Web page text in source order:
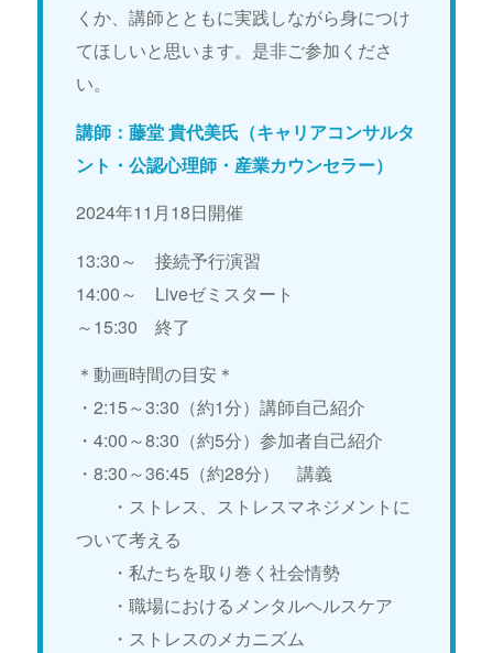
くか、講師とともに実践しながら身につけ
てほしいと思います。是非ご参加くださ
い。
講師：藤堂 貴代美氏（キャリアコンサルタ
ント・公認心理師・産業カウンセラー）
2024年11月18日開催
13:30～ 接続予行演習
14:00～ Liveゼミスタート
～15:30 終了
＊動画時間の目安＊
・2:15～3:30（約1分）講師自己紹介
・4:00～8:30（約5分）参加者自己紹介
・8:30～36:45（約28分） 講義
・ストレス、ストレスマネジメントに
ついて考える
・私たちを取り巻く社会情勢
・職場におけるメンタルヘルスケア
・ストレスのメカニズム